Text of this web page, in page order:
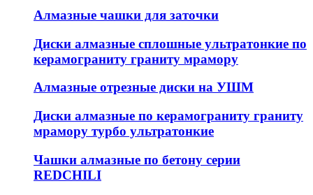
Алмазные чашки для заточки
Диски алмазные сплошные ультратонкие по
керамограниту граниту мрамору
Алмазные отрезные диски на УШМ
Диски алмазные по керамограниту граниту
мрамору турбо ультратонкие
Чашки алмазные по бетону серии
REDCHILI